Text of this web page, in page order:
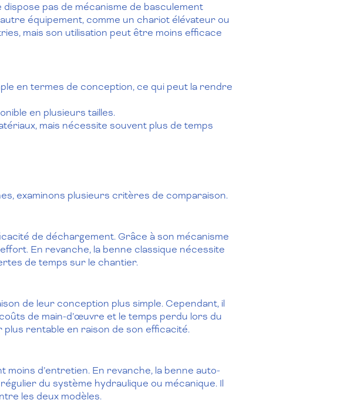
pas de mécanisme de basculement
équipement, comme un chariot élévateur ou
mais son utilisation peut être moins efficace
en termes de conception, ce qui peut la rendre
en plusieurs tailles.
mais nécessite souvent plus de temps
examinons plusieurs critères de comparaison.
de déchargement. Grâce à son mécanisme
En revanche, la benne classique nécessite
de temps sur le chantier.
de leur conception plus simple. Cependant, il
de main-d’œuvre et le temps perdu lors du
rentable en raison de son efficacité.
d’entretien. En revanche, la benne auto-
du système hydraulique ou mécanique. Il
les deux modèles.